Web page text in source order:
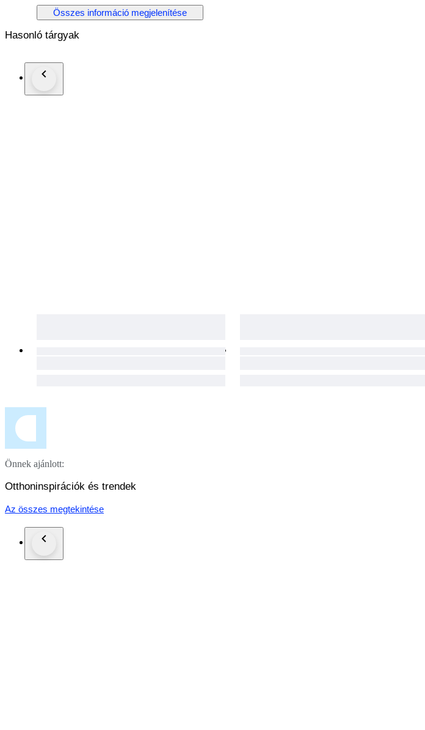
Son piezas diseñadas para ser montadas en pared, a menudo utilizadas en pares para flanquear
interiores elegantes.
Összes információ megjelenítése
Hasonló tárgyak
Önnek ajánlott:
Otthoninspirációk és trendek
Az összes megtekintése